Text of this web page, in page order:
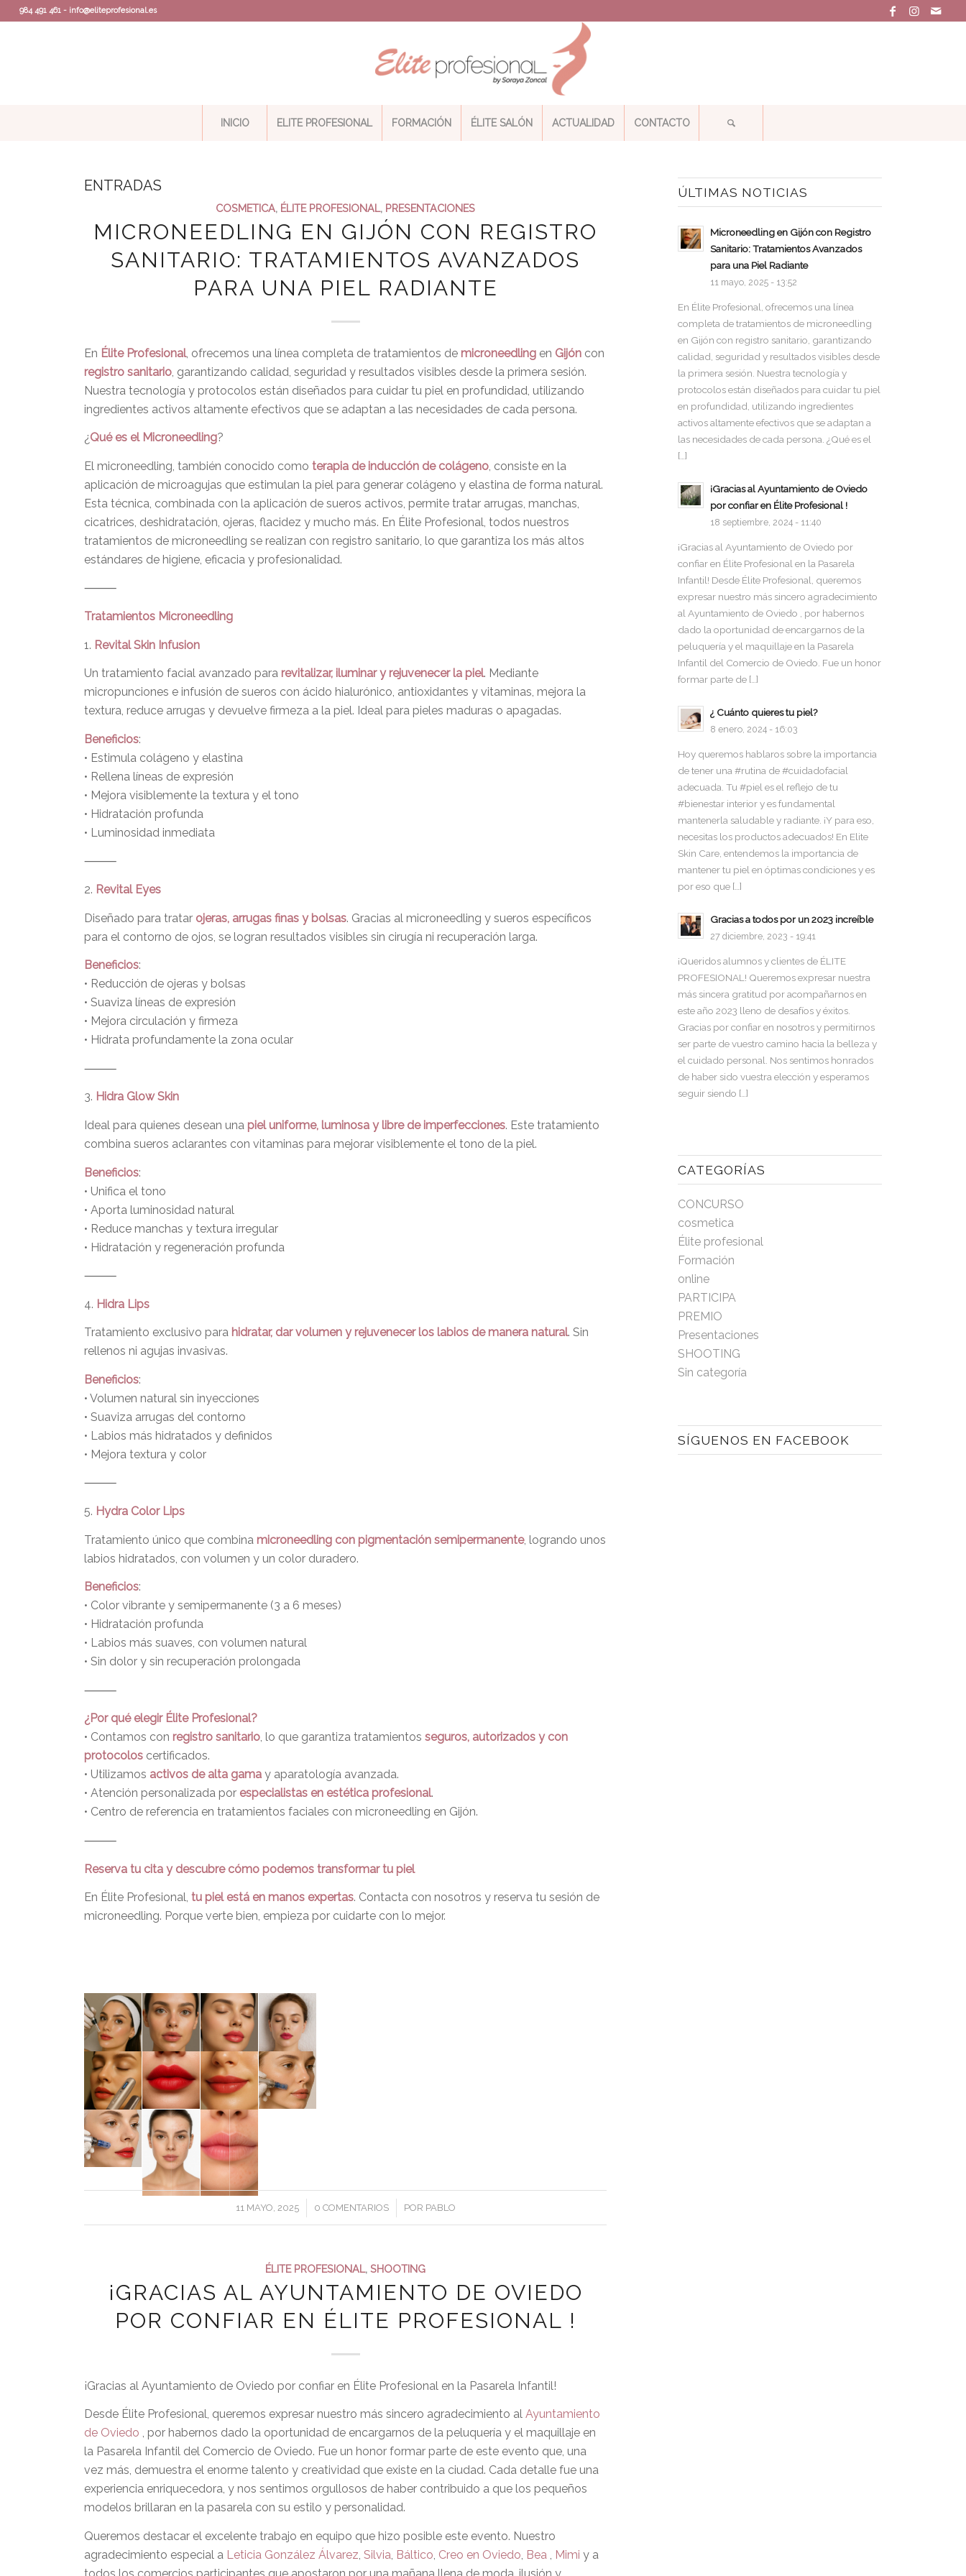
984 491 461 - info@eliteprofesional.es
INICIO ELITE PROFESIONAL FORMACIÓN ÉLITE SALÓN ACTUALIDAD CONTACTO
ENTRADAS
COSMETICA, ÉLITE PROFESIONAL, PRESENTACIONES
MICRONEEDLING EN GIJÓN CON REGISTRO
SANITARIO: TRATAMIENTOS AVANZADOS
PARA UNA PIEL RADIANTE
En Élite Profesional, ofrecemos una línea completa de tratamientos de microneedling en Gijón con
registro sanitario , garantizando calidad, seguridad y resultados visibles desde la primera sesión.
Nuestra tecnología y protocolos están diseñados para cuidar tu piel en profundidad, utilizando
ingredientes activos altamente efectivos que se adaptan a las necesidades de cada persona.
¿Qué es el Microneedling?
El microneedling, también conocido comoterapia de inducción de colágeno , consiste en la
aplicación de microagujas que estimulan la piel para generar colágeno y elastina de forma natural.
Esta técnica, combinada con la aplicación de sueros activos, permite tratar arrugas, manchas,
cicatrices, deshidratación, ojeras, flacidez y mucho más. En Élite Profesional, todos nuestros
tratamientos de microneedling se realizan con registro sanitario, lo que garantiza los más altos
estándares de higiene, eficacia y profesionalidad.
⸻
Tratamientos Microneedling
1. Revital Skin Infusion
Un tratamiento facial avanzado para revitalizar, iluminar y rejuvenecer la piel. Mediante
micropunciones e infusión de sueros con ácido hialurónico, antioxidantes y vitaminas, mejora la
textura, reduce arrugas y devuelve firmeza a la piel. Ideal para pieles maduras o apagadas.
Beneficios:
• Estimula colágeno y elastina
• Rellena líneas de expresión
• Mejora visiblemente la textura y el tono
• Hidratación profunda
• Luminosidad inmediata
⸻
2. Revital Eyes
Diseñado para tratar ojeras, arrugas finas y bolsas. Gracias al microneedling y sueros específicos
para el contorno de ojos, se logran resultados visibles sin cirugía ni recuperación larga.
Beneficios:
• Reducción de ojeras y bolsas
• Suaviza líneas de expresión
• Mejora circulación y firmeza
• Hidrata profundamente la zona ocular
⸻
3. Hidra Glow Skin
Ideal para quienes desean una piel uniforme, luminosa y libre de imperfecciones. Este tratamiento
combina sueros aclarantes con vitaminas para mejorar visiblemente el tono de la piel.
Beneficios:
• Unifica el tono
• Aporta luminosidad natural
• Reduce manchas y textura irregular
• Hidratación y regeneración profunda
⸻
4. Hidra Lips
Tratamiento exclusivo para hidratar, dar volumen y rejuvenecer los labios de manera natural. Sin
rellenos ni agujas invasivas.
Beneficios:
• Volumen natural sin inyecciones
• Suaviza arrugas del contorno
• Labios más hidratados y definidos
• Mejora textura y color
⸻
5. Hydra Color Lips
Tratamiento único que combina microneedling con pigmentación semipermanente, logrando unos
labios hidratados, con volumen y un color duradero.
Beneficios:
• Color vibrante y semipermanente (3 a 6 meses)
• Hidratación profunda
• Labios más suaves, con volumen natural
• Sin dolor y sin recuperación prolongada
⸻
¿Por qué elegir Élite Profesional?
• Contamos con registro sanitario, lo que garantiza tratamientosseguros, autorizados y con
protocolos certificados.
• Utilizamos activos de alta gama y aparatología avanzada.
• Atención personalizada por especialistas en estética profesional.
• Centro de referencia en tratamientos faciales con microneedling en Gijón.
⸻
Reserva tu cita y descubre cómo podemos transformar tu piel
En Élite Profesional,tu piel está en manos expertas. Contacta con nosotros y reserva tu sesión de
microneedling. Porque verte bien, empieza por cuidarte con lo mejor.
11 MAYO, 2025
/ 0 COMENTARIOS
/ POR PABLO
ÉLITE PROFESIONAL,SHOOTING
¡GRACIAS AL AYUNTAMIENTO DE OVIEDO
POR CONFIAR EN ÉLITE PROFESIONAL !
¡Gracias al Ayuntamiento de Oviedo por confiar en Élite Profesional en la Pasarela Infantil!
Desde Élite Profesional, queremos expresar nuestro más sincero agradecimiento alAyuntamiento
de Oviedo , por habernos dado la oportunidad de encargarnos de la peluquería y el maquillaje en
la Pasarela Infantil del Comercio de Oviedo. Fue un honor formar parte de este evento que, una
vez más, demuestra el enorme talento y creatividad que existe en la ciudad. Cada detalle fue una
experiencia enriquecedora, y nos sentimos orgullosos de haber contribuido a que los pequeños
modelos brillaran en la pasarela con su estilo y personalidad.
Queremos destacar el excelente trabajo en equipo que hizo posible este evento. Nuestro
agradecimiento especial a Leticia González Álvarez ,Silvia Báltico Creo en Oviedo Bea Mimi y a
ÚLTIMAS NOTICIAS
Microneedling en Gijón con Registro
Sanitario: Tratamientos Avanzados
para una Piel Radiante
11 mayo, 2025 - 13:52
En Élite Profesional, ofrecemos una línea
completa de tratamientos de microneedling
en Gijón con registro sanitario, garantizando
calidad, seguridad y resultados visibles desde
la primera sesión. Nuestra tecnología y
protocolos están diseñados para cuidar tu piel
en profundidad, utilizando ingredientes
activos altamente efectivos que se adaptan a
las necesidades de cada persona. ¿Qué es el
[…]
¡Gracias al Ayuntamiento de Oviedo
por confiar en Élite Profesional !
18 septiembre, 2024 - 11:40
¡Gracias al Ayuntamiento de Oviedo por
confiar en Élite Profesional en la Pasarela
Infantil! Desde Élite Profesional, queremos
expresar nuestro más sincero agradecimiento
al Ayuntamiento de Oviedo , por habernos
dado la oportunidad de encargarnos de la
peluquería y el maquillaje en la Pasarela
Infantil del Comercio de Oviedo. Fue un honor
formar parte de […]
¿ Cuánto quieres tu piel?
8 enero, 2024 - 16:03
Hoy queremos hablaros sobre la importancia
de tener una #rutina de #cuidadofacial
adecuada. Tu #piel es el reflejo de tu
#bienestar interior y es fundamental
mantenerla saludable y radiante. ¡Y para eso,
necesitas los productos adecuados! En Elite
Skin Care, entendemos la importancia de
mantener tu piel en óptimas condiciones y es
por eso que […]
Gracias a todos por un 2023 increíble
27 diciembre, 2023 - 19:41
¡Queridos alumnos y clientes de ÉLITE
PROFESIONAL! Queremos expresar nuestra
más sincera gratitud por acompañarnos en
este año 2023 lleno de desafíos y éxitos.
Gracias por confiar en nosotros y permitirnos
ser parte de vuestro camino hacia la belleza y
el cuidado personal. Nos sentimos honrados
de haber sido vuestra elección y esperamos
seguir siendo […]
CATEGORÍAS
CONCURSO
cosmetica
Élite profesional
Formación
online
PARTICIPA
PREMIO
Presentaciones
SHOOTING
Sin categoría
SÍGUENOS EN FACEBOOK